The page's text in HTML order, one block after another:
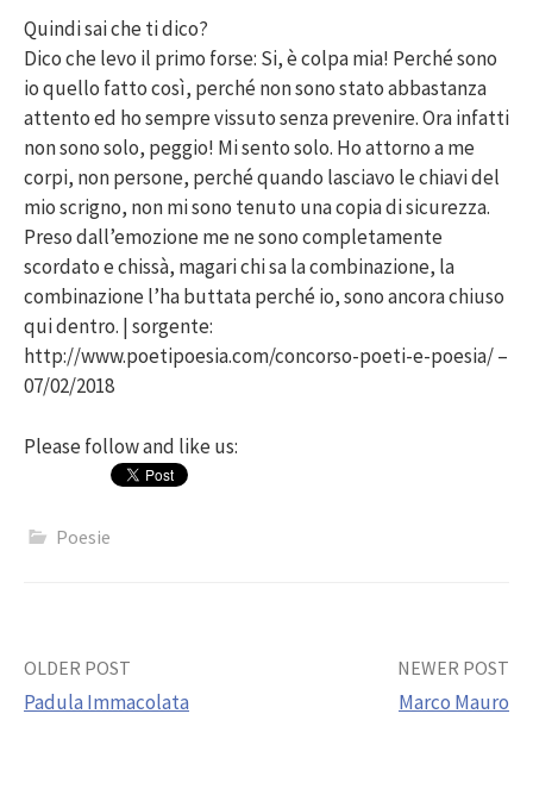
Quindi sai che ti dico?
Dico che levo il primo forse: Si, è colpa mia! Perché sono
io quello fatto così, perché non sono stato abbastanza
attento ed ho sempre vissuto senza prevenire. Ora infatti
non sono solo, peggio! Mi sento solo. Ho attorno a me
corpi, non persone, perché quando lasciavo le chiavi del
mio scrigno, non mi sono tenuto una copia di sicurezza.
Preso dall’emozione me ne sono completamente
scordato e chissà, magari chi sa la combinazione, la
combinazione l’ha buttata perché io, sono ancora chiuso
qui dentro. | sorgente:
http://www.poetipoesia.com/concorso-poeti-e-poesia/ –
07/02/2018
Please follow and like us:
Poesie
Post
OLDER POST
Padula Immacolata
NEWER POST
Marco Mauro